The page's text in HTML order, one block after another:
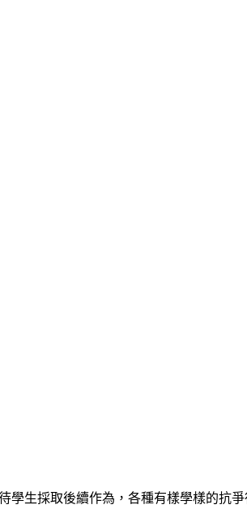
生採取後續作為，各種有樣學樣的抗